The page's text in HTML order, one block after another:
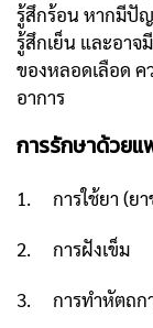
รู้สึกร้อน หากมีปั
รู้สึกเย็น และอาจ
ของหลอดเลือด ค
อาการ
การรักษาด้วย
1. การใช้ยา (ยา
2. การฝังเข็ม
3. การทำหัตถก